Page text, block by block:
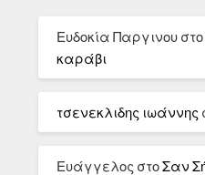
Ευδοκία Παργινου
καράβι
τσενεκλιδης ιωάννης
Ευάγγελος στοΣαν